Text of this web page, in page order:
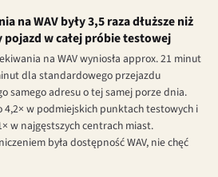
na WAV były 3,5 raza dłuższe niż
w całej próbie testowej
na WAV wyniosła approx. 21 minut
dla standardowego przejazdu
samego adresu o tej samej porze dnia.
4,2× w podmiejskich punktach testowych i
w najgęstszych centrach miast.
była dostępność WAV, nie chęć